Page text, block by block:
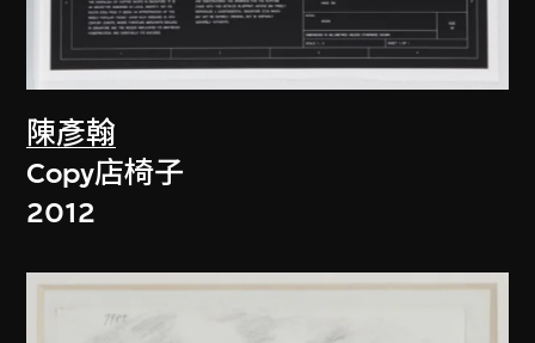
陳彥翰
Copy店椅子
2012